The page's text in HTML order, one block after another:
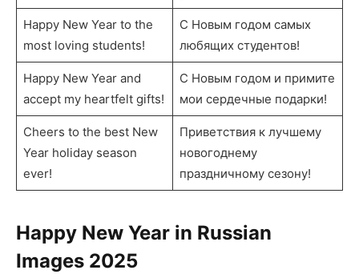
Happy New Year to the
most loving students!
С Новым годом самых
любящих студентов!
Happy New Year and
accept my heartfelt gifts!
С Новым годом и примите
мои сердечные подарки!
Cheers to the best New
Year holiday season
ever!
Приветствия к лучшему
новогоднему
праздничному сезону!
Happy New Year in Russian
Images 2025